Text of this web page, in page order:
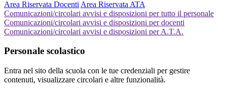
Area Riservata Docenti Area Riservata ATA
Comunicazioni/circolari avvisi e disposizioni per tutto il personale
Comunicazioni/circolari avvisi e disposizioni per docenti
Comunicazioni/circolari avvisi e disposizioni per A.T.A.
Personale scolastico
Entra nel sito della scuola con le tue credenziali per gestire
contenuti, visualizzare circolari e altre funzionalità.